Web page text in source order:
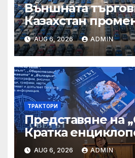
Външната
Казахстан
структурата си –
тенденции
AUG 6, 2026 ADMIN
ТРАКТОРИ
Представяне на
Кратка
AUG 6, 2026 ADMIN